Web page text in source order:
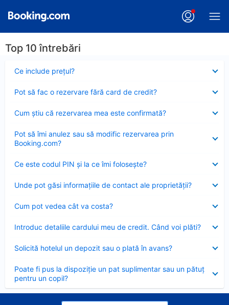
Top 10 întrebări
Ce include preţul?
închis
Pot să fac o rezervare fără card de credit?
închis
Cum ştiu că rezervarea mea este confirmată?
închis
Pot să îmi anulez sau să modific rezervarea prin
Booking.com?
închis
Ce este codul PIN şi la ce îmi foloseşte?
închis
Unde pot găsi informațiile de contact ale proprietății?
închis
Cum pot vedea cât va costa?
închis
Introduc detaliile cardului meu de credit. Când voi plăti?
închis
Solicită hotelul un depozit sau o plată în avans?
închis
Poate fi pus la dispoziție un pat suplimentar sau un pătuț
pentru un copil?
închis